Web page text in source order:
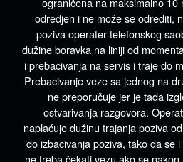
odredjen i ne može se odrediti,
poziva operater telefonskog
dužine boravka na liniji od
i prebacivanja na servis i traje do
Prebacivanje veze sa jednog na
ne preporučuje jer je tada
ostvarivanja razgovora.
naplaćuje dužinu trajanja poziva
do izbacivanja poziva, tako da se
ne treba čekati vezu ako se